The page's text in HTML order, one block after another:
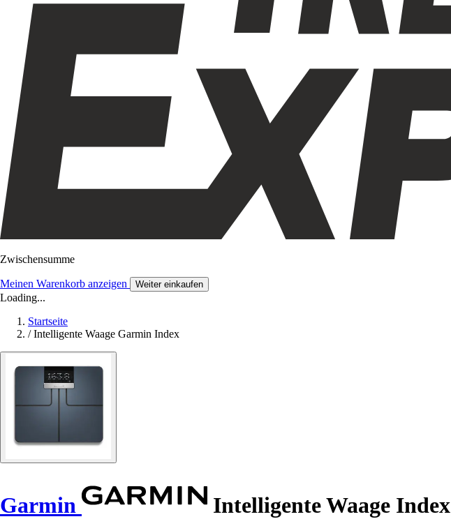
Zwischensumme
Meinen Warenkorb anzeigen Weiter einkaufen
Loading...
Startseite
/ Intelligente Waage Garmin Index
Garmin Intelligente Waage Index